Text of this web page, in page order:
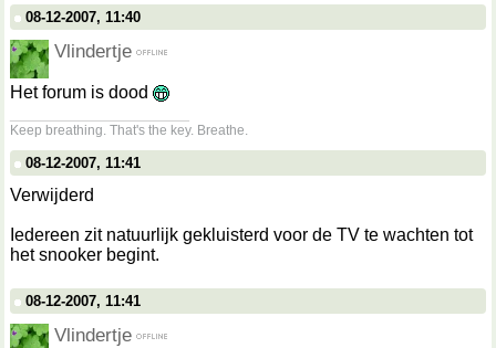
08-12-2007, 11:40
Vlindertje
Het forum is dood
Keep breathing. That's the key. Breathe.
08-12-2007, 11:41
Verwijderd
Iedereen zit natuurlijk gekluisterd voor de TV te wachten tot
het snooker begint.
08-12-2007, 11:41
Vlindertje